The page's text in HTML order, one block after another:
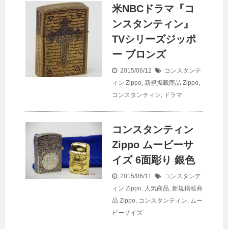
米NBCドラマ『コ
ンスタンティン』
TVシリーズジッポ
ー ブロンズ
2015/06/12
コンスタンテ
ィン Zippo, 新規掲載商品 Zippo,
コンスタンティン, ドラマ
コンスタンティン
Zippo ムービーサ
イズ 6面彫り 銀色
2015/06/11
コンスタンテ
ィン Zippo, 人気商品, 新規掲載商
品 Zippo, コンスタンティン, ムー
ビーサイズ